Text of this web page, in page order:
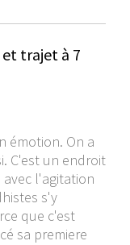
trajet à 7
émotion. On a
C'est un endroit
l'agitation
s'y
que c'est
sa premiere